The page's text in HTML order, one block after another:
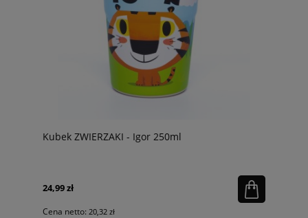
Kubek ZWIERZAKI - Igor 250ml
24,99 zł
Cena netto: 20,32 zł